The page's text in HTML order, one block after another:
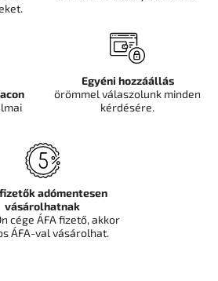
Egyéni hozzáállás
örömmel válaszolunk minden
kérdésére.
fizetők adómentesen
vásárolhatnak
cége ÁFA fizető, akkor
ÁFA-val vásárolhat.